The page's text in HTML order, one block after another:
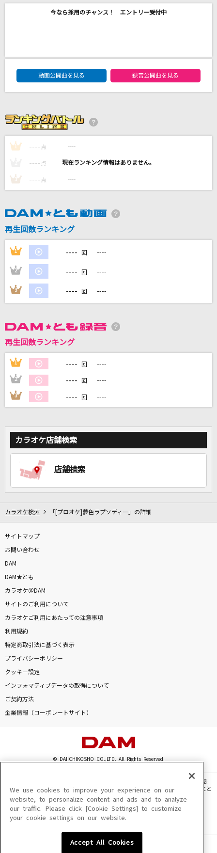
津吹みゆ
[生音]未来予想図Ⅱ
DREAMS COME TRUE
DAMに会員登録・ログインして
今なら採用のチャンス！ エントリー受付中
DAM★ともボーカルエントリーランキング
動画公開曲を見る
録音公開曲を見る
1 ---- 点 ----
---- 点 ----
3 ---- 点 ----
再生回数ランキング
1 ---- 回 ----
2 ---- 回 ----
3 ---- 回 ----
再生回数ランキング
1 ---- 回 ----
2 ---- 回 ----
3 ---- 回 ----
カラオケ店舗検索
店舗検索
カラオケ検索 「[プロオケ]夢色ラプソディー」の詳細
サイトマップ
お問い合わせ
DAM
DAM★とも
カラオケ＠DAM
サイトのご利用について
カラオケご利用にあたっての注意事項
利用規約
特定商取引法に基づく表示
プライバシーポリシー
クッキー設定
インフォマティブデータの取得について
ご契約方法
企業情報（コーポレートサイト）
© DAIICHIKOSHO CO.,LTD. All Rights Reserved.
このサイトに掲載されている一切の文章・画像・写真・動画・音声等を、手段や形態
を問わず、著作権法の定める範囲を超えて無断で複製、転載、ファイル化などすること
を禁じます。
楽曲及びコンテンツは、機種によりご利用いただけない場合があります。
楽曲及びコンテンツの配信日、配信内容が変更になる場合があります。
We use cookies to improve your experience on our
website, to personalize content and ads and to analyze
our traffic. Please click [Cookie Settings] to customize
your cookie settings on our website.
Accept All Cookies